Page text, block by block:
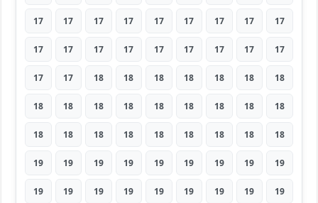
17 17 17 17 17 17 17 17 17
17 17 17 17 17 17 17 17 17
17 17 18 18 18 18 18 18 18
18 18 18 18 18 18 18 18 18
18 18 18 18 18 18 18 18 18
19 19 19 19 19 19 19 19 19
19 19 19 19 19 19 19 19 19